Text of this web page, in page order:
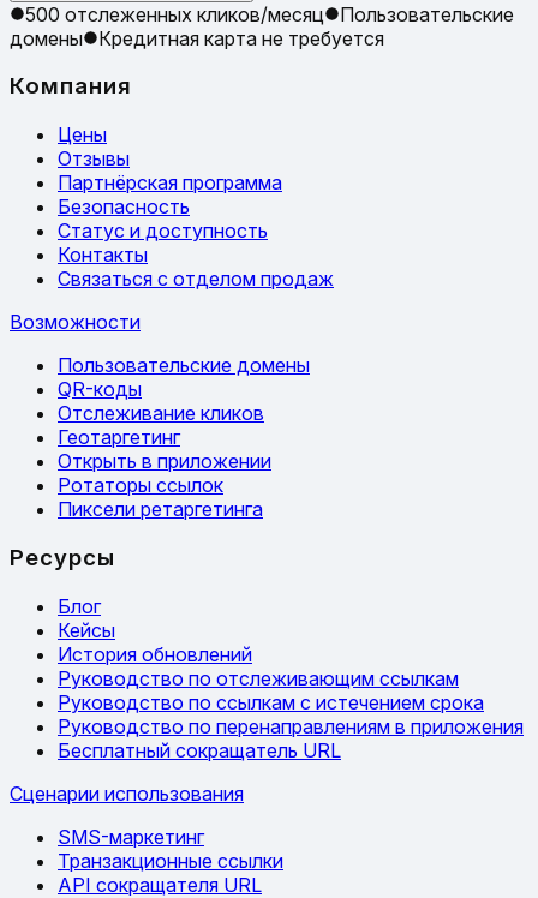
500 отслеженных кликов/месяц
Пользовательские
домены
Кредитная карта не требуется
Компания
Цены
Отзывы
Партнёрская программа
Безопасность
Статус и доступность
Контакты
Связаться с отделом продаж
Возможности
Пользовательские домены
QR-коды
Отслеживание кликов
Геотаргетинг
Открыть в приложении
Ротаторы ссылок
Пиксели ретаргетинга
Ресурсы
Блог
Кейсы
История обновлений
Руководство по отслеживающим ссылкам
Руководство по ссылкам с истечением срока
Руководство по перенаправлениям в приложения
Бесплатный сокращатель URL
Сценарии использования
SMS-маркетинг
Транзакционные ссылки
API сокращателя URL